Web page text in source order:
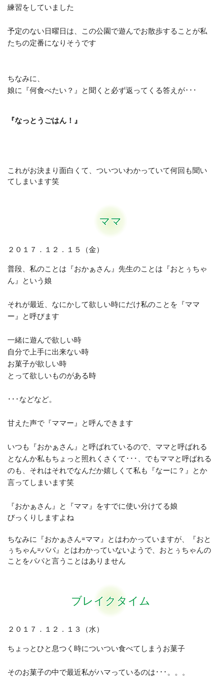
練習をしていました
予定のない日曜日は、この公園で遊んでお散歩することが私
たちの定番になりそうです
ちなみに、
娘に『何食べたい？』と聞くと必ず返ってくる答えが･･･
『なっとうごはん！』
これがお決まり面白くて、ついついわかっていて何回も聞い
てしまいます笑
ママ
２０１７．１２．１５（金）
普段、私のことは『おかぁさん』先生のことは『おとぅちゃ
ん』という娘
それが最近、なにかして欲しい時にだけ私のことを『ママ
ー』と呼びます
一緒に遊んで欲しい時
自分で上手に出来ない時
お菓子が欲しい時
とって欲しいものがある時
･･･などなど。
甘えた声で『ママー』と呼んできます
いつも『おかぁさん』と呼ばれているので、ママと呼ばれる
となんか私もちょっと照れくさくて･･･、でもママと呼ばれる
のも、それはそれでなんだか嬉しくて私も『なーに？』とか
言ってしまいます笑
『おかぁさん』と『ママ』をすでに使い分けてる娘
びっくりしますよね
ちなみに『おかぁさん=ママ』とはわかっていますが、『おと
ぅちゃん=パパ』とはわかっていないようで、おとぅちゃんの
ことをパパと言うことはありません
ブレイクタイム
２０１７．１２．１３（水）
ちょっとひと息つく時についつい食べてしまうお菓子
そのお菓子の中で最近私がハマっているのは･･･。。。